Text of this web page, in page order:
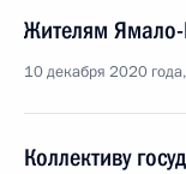
Жителям Ямало-
10 декабря 2020
Коллективу